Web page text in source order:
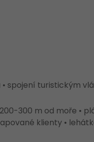
spojení turistickým
300 m od moře •
klienty •